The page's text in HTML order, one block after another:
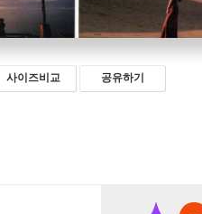
사이즈비교 공유하기